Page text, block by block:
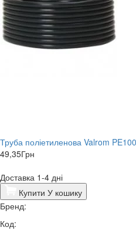
Труба поліетиленова Valrom
49,35Грн
Доставка 1-4 дні
Купити У кошику
Бренд:
Код: